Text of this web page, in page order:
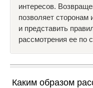
интересов.
позволяет
и представить
рассмотрения ее по
Каким образом